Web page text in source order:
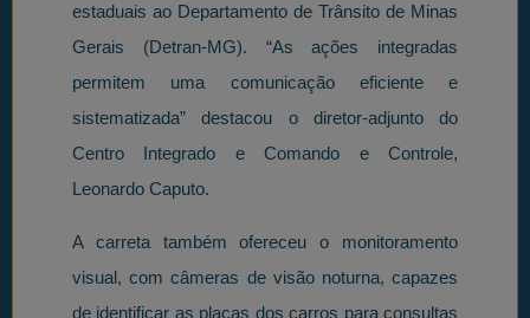
estaduais ao Departamento de Trânsito de Minas
Gerais (Detran-MG). “As ações integradas
permitem uma comunicação eficiente e
sistematizada” destacou o diretor-adjunto do
Centro Integrado e Comando e Controle,
Leonardo Caputo.
A carreta também ofereceu o monitoramento
visual, com câmeras de visão noturna, capazes
de identificar as placas dos carros para consultas